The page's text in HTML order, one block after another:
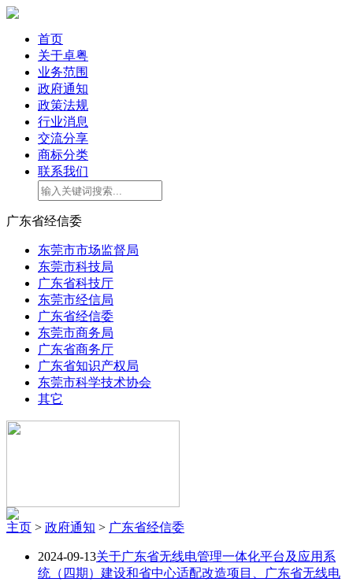
首页
关于卓粤
业务范围
政府通知
政策法规
行业消息
交流分享
商标分类
联系我们
广东省经信委
东莞市市场监督局
东莞市科技局
广东省科技厅
东莞市经信局
广东省经信委
东莞市商务局
广东省商务厅
广东省知识产权局
东莞市科学技术协会
其它
主页 > 政府通知 > 广东省经信委
2024-09-13关于广东省无线电管理一体化平台及应用系
统（四期）建设和省中心适配改造项目、广东省无线电